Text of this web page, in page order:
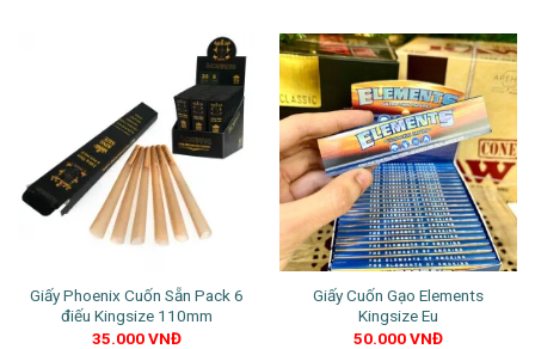
Giấy Phoenix Cuốn Sẵn Pack 6
điếu Kingsize 110mm
35.000VNĐ
Giấy Cuốn Gạo Elements
Kingsize Eu
50.000VNĐ